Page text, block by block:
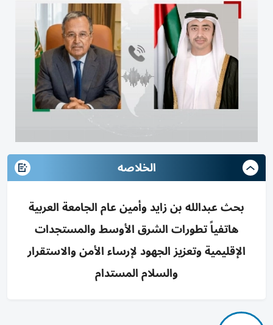
الخلاصه
بحث عبدالله بن زايد وأمين عام الجامعة العربية
هاتفياً تطورات الشرق الأوسط والمستجدات
الإقليمية وتعزيز الجهود لإرساء الأمن والاستقرار
والسلام المستدام